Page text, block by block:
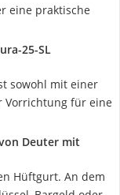
eine praktische
25-SL
sowohl mit einer
Vorrichtung für eine
Deuter mit
Hüftgurt. An dem